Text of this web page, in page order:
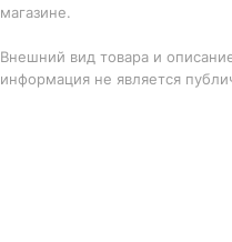
магазине.
Внешний вид товара и
информация не является